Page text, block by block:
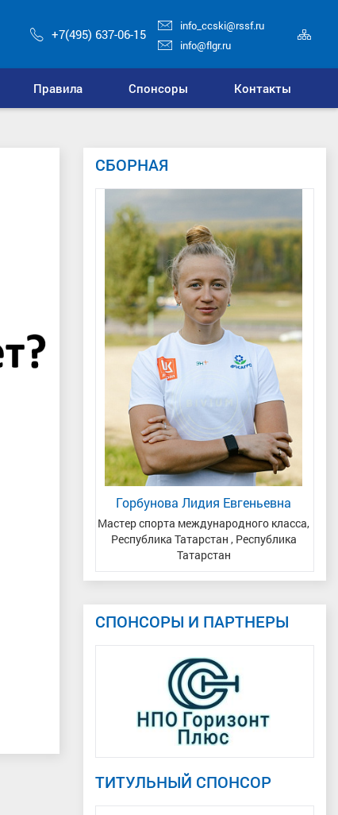
+7(495) 637-06-15
info_ccski@rssf.ru
info@flgr.ru
Правила Спонсоры Контакты
СБОРНАЯ
Горбунова Лидия Евгеньевна
Мастер спорта международного класса,
Республика Татарстан , Республика
Татарстан
СПОНСОРЫ И ПАРТНЕРЫ
ТИТУЛЬНЫЙ СПОНСОР